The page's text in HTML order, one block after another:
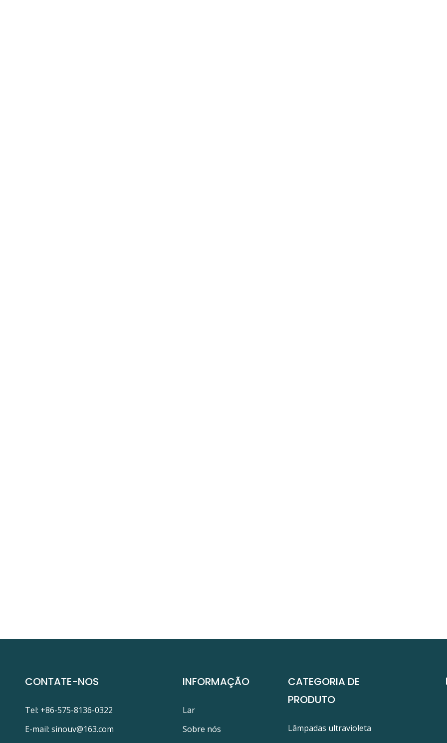
CONTATE-NOS
Tel: +86-575-8136-0322
E-mail: sinouv@163.com
INFORMAÇÃO
Lar
Sobre nós
CATEGORIA DE
PRODUTO
Lâmpadas ultravioleta